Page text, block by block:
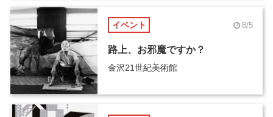
イベント 8/5
路上、お邪魔ですか？
金沢21世紀美術館